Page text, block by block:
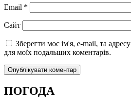
Email *
Сайт
Зберегти моє ім'я, e-mail, та
для моїх подальших коментарів.
ПОГОДА